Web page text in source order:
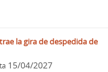
la gira de despedida de
15/04/2027